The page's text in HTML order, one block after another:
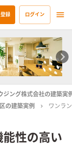
録 ログイン
ジング株式会社の建築実
の建築実例 ワンラ
能性の高い